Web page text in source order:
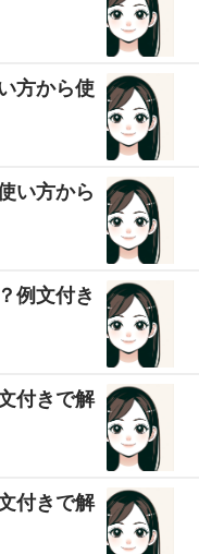
方から使
い方から
例文付き
付きで解
付きで解